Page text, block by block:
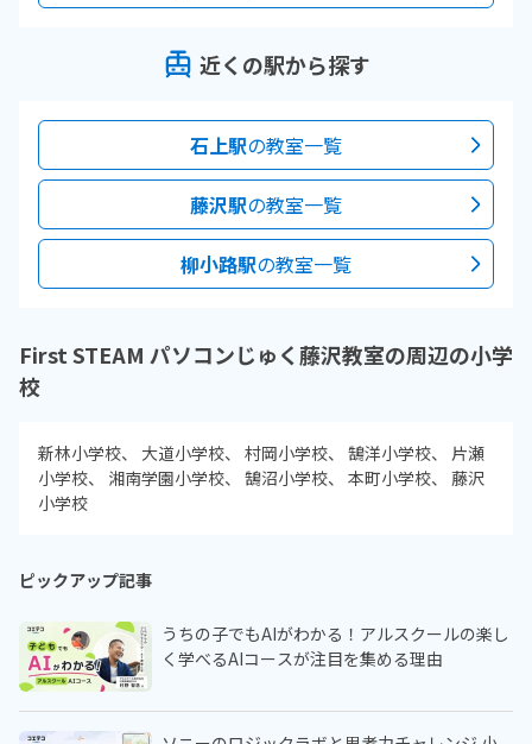
近くの駅から探す
石上駅の教室一覧
藤沢駅の教室一覧
柳小路駅の教室一覧
First STEAM パソコンじゅく藤沢教室の周辺の小学
校
新林小学校 大道小学校 村岡小学校 鵠洋小学校
片瀬
小学校
湘南学園小学校 鵠沼小学校 本町小学校
藤沢
小学校
ピックアップ記事
うちの子でもAIがわかる！アルスクールの楽し
く学べるAIコースが注目を集める理由